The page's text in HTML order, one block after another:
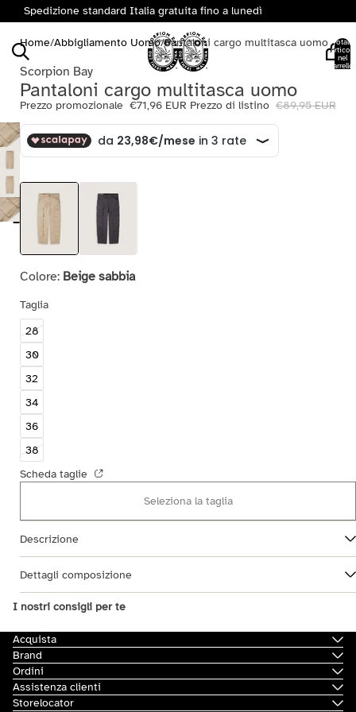
Spedizione standard Italia gratuita fino a lunedì
Totale
articoli
nel
carrello:
Home/Abbigliamento Uomo/Pantaloni cargo multitasca uomo
Scorpion Bay
Pantaloni cargo multitasca uomo
Prezzo promozionale €71,96 EUR Prezzo di listino €89,95 EUR
Colore: Beige sabbia
Taglia
28
30
32
34
36
38
Scheda taglie
Seleziona la taglia
Descrizione
Dettagli composizione
I nostri consigli per te
Acquista
Brand
Ordini
Assistenza clienti
Storelocator